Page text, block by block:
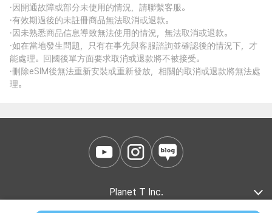
·因開通故障或部分未使用的情況，請聯繫客服。
·有效期過後的未註冊商品無法取消或退款。
·因未熟悉商品信息導致無法使用的情況，無法取消或退款。
·如在當地發生問題，只有在事先與客服諮詢並確認後的情況下，才
能處理。回國後單方面要求取消或退款將不被接受。
·刪除eSIM後無法重新安裝或重新發放，相關的取消或退款將無法處
理。
Planet T Inc.